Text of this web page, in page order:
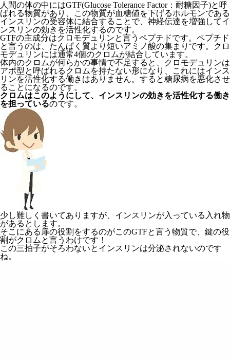
人間の体の中にはGTF(Glucose Tolerance Factor：耐糖因子)と呼
ばれる物質があり、この物質が血糖値を下げるホルモンである
インスリンの受容体に結合することで、神経伝達を増強してイ
ンスリンの効きを活性化するのです。
GTFの主成分はクロモデュリンと言うペプチドです。ペプチド
と言うのは、たんぱく質より短いアミノ酸の集まりです。クロ
モデュリンには通常4個のクロムが結合しています。
体内のクロムが何らかの事情で不足すると、クロモデュリンは
アポ型と呼ばれるクロムを持たない形になり、これにはインス
リンを活性化する働きはありません。すると糖尿病を悪化させ
ることになるのです。
クロムはこのようにして、インスリンの効きを活性化する働き
を担っているのです。
少し難しく書いてありますが、インスリンが入っている入れ物
があるとします。
そこにある扉の役割をするのがこのGTFと言う物質で、鍵の役
割がクロムと言うわけです！
この三拍子がそろわないとインスリンは分泌されないのです
ね。